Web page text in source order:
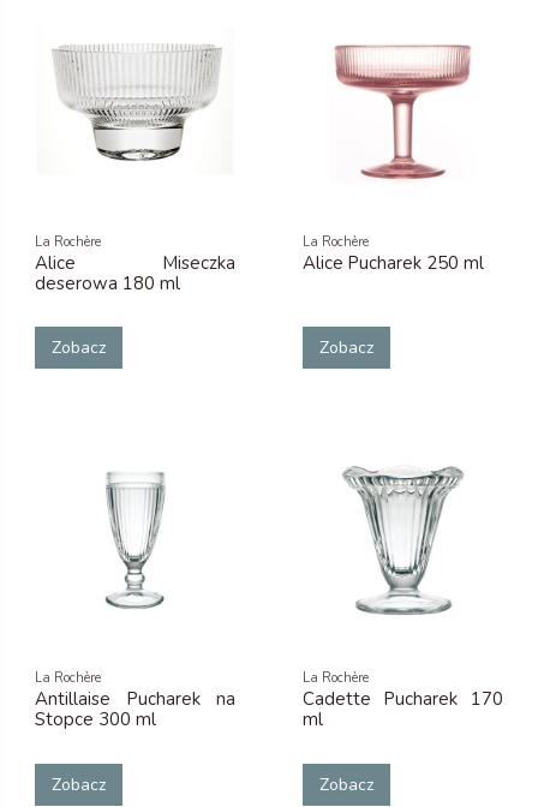
La Rochère
Alice Miseczka
deserowa 180 ml
Zobacz
La Rochère
Alice Pucharek 250 ml
Zobacz
La Rochère
Antillaise Pucharek na
Stopce 300 ml
Zobacz
La Rochère
Cadette Pucharek 170
ml
Zobacz